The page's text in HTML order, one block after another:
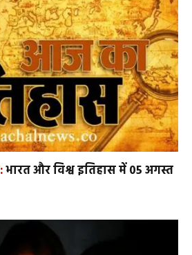
भारत और विश्व इतिहास में 05 अगस्त